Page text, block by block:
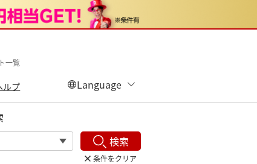
一覧
ルプ
検索
条件をクリア